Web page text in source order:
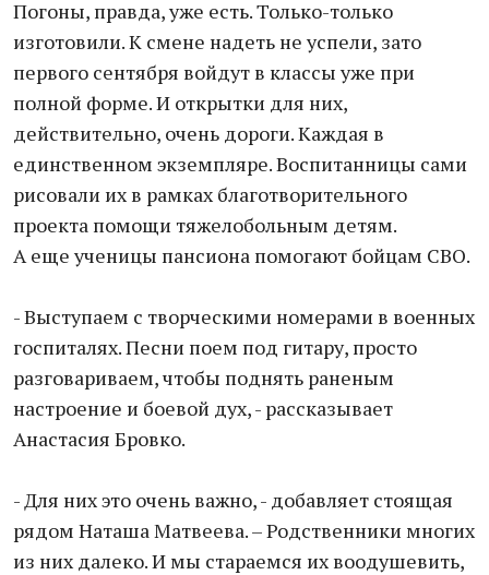
Погоны, правда, уже есть. Только-только
изготовили. К смене надеть не успели, зато
первого сентября войдут в классы уже при
полной форме. И открытки для них,
действительно, очень дороги. Каждая в
единственном экземпляре. Воспитанницы сами
рисовали их в рамках благотворительного
проекта помощи тяжелобольным детям.
А еще ученицы пансиона помогают бойцам СВО.
- Выступаем с творческими номерами в военных
госпиталях. Песни поем под гитару, просто
разговариваем, чтобы поднять раненым
настроение и боевой дух, - рассказывает
Анастасия Бровко.
- Для них это очень важно, - добавляет стоящая
рядом Наташа Матвеева. – Родственники многих
из них далеко. И мы стараемся их воодушевить,